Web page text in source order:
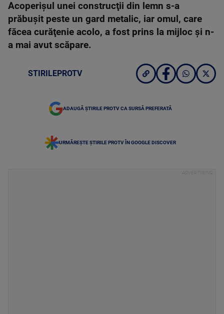
Acoperişul unei construcţii din lemn s-a
prăbuşit peste un gard metalic, iar omul, care
făcea curăţenie acolo, a fost prins la mijloc şi n-
a mai avut scăpare.
STIRILEPROTV
ADAUGĂ ȘTIRILE PROTV CA SURSĂ PREFERATĂ
URMĂREȘTE ȘTIRILE PROTV ÎN GOOGLE DISCOVER